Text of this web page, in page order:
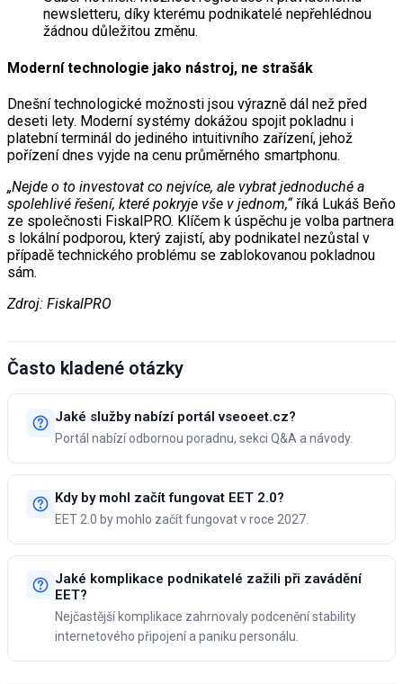
newsletteru, díky kterému podnikatelé nepřehlédnou
žádnou důležitou změnu.
Moderní technologie jako nástroj, ne strašák
Dnešní technologické možnosti jsou výrazně dál než před
deseti lety. Moderní systémy dokážou spojit pokladnu i
platební terminál do jediného intuitivního zařízení, jehož
pořízení dnes vyjde na cenu průměrného smartphonu.
„Nejde o to investovat co nejvíce, ale vybrat jednoduché a
spolehlivé řešení, které pokryje vše v jednom,“ říká Lukáš Beňo
ze společnosti FiskalPRO. Klíčem k úspěchu je volba partnera
s lokální podporou, který zajistí, aby podnikatel nezůstal v
případě technického problému se zablokovanou pokladnou
sám.
Zdroj: FiskalPRO
Často kladené otázky
Jaké služby nabízí portál vseoeet.cz?
Portál nabízí odbornou poradnu, sekci Q&A a návody.
Kdy by mohl začít fungovat EET 2.0?
EET 2.0 by mohlo začít fungovat v roce 2027.
Jaké komplikace podnikatelé zažili při zavádění
EET?
Nejčastější komplikace zahrnovaly podcenění stability
internetového připojení a paniku personálu.